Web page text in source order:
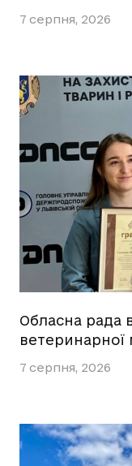
7 серпня, 2026
Обласна рада
7 серпня, 2026